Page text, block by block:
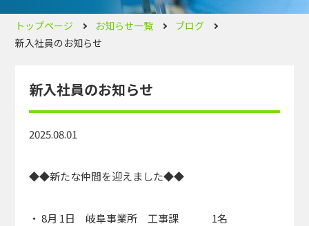
トップページ お知らせ一覧
ブログ
新入社員のお知らせ
新入社員のお知らせ
2025.08.01
◆◆新たな仲間を迎えました◆◆
・ 8月 1日 岐阜事業所 工事課 1名